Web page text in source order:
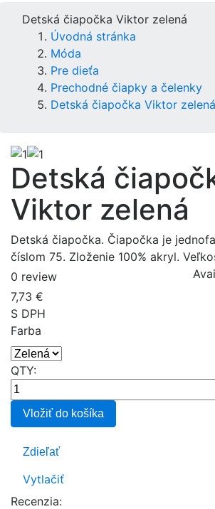
Detská čiapočka Viktor zelená
Úvodná stránka
Móda
Pre dieťa
Prechodné čiapky a čelenky
Detská čiapočka Viktor zelená
Detská
Viktor zelená
Detská čiapočka. Čiapočka je
číslom 75. Zloženie 100% akryl.
0 review
7,73 €
S DPH
Farba
QTY:
Vložiť do košíka
Zdieľať
Vytlačiť
Recenzia: